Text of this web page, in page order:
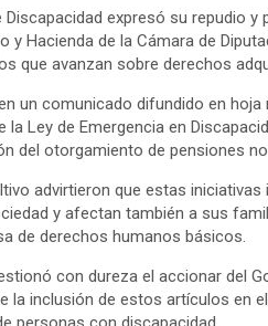
Discapacidad expresó su repudio
y Hacienda de la Cámara de
que avanzan sobre derechos
un comunicado difundido en
la Ley de Emergencia en
del otorgamiento de pensiones
advirtieron que estas
y afectan también a sus
de derechos humanos básicos.
con dureza el accionar del
la inclusión de estos artículos en